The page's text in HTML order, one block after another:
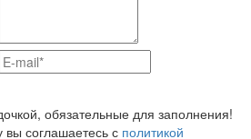
обязательные для заполнения!
соглашаетесь с политикой